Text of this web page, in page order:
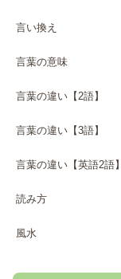
言い換え
言葉の意味
言葉の違い【2語】
言葉の違い【3語】
言葉の違い【英語2語】
読み方
風水